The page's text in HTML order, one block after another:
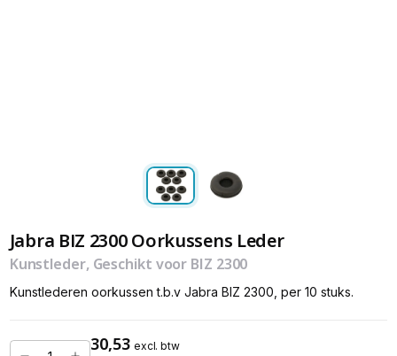
Jabra BIZ 2300 Oorkussens Leder
Kunstleder, Geschikt voor BIZ 2300
Kunstlederen oorkussen t.b.v Jabra BIZ 2300, per 10 stuks.
30,53 excl. btw